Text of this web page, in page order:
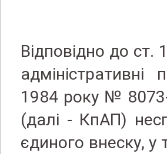
Відповідно до
1984 року №
(далі - КпАП)
єдиного внеску, у